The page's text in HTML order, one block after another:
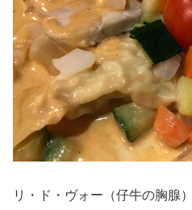
リ・ド・ヴォー（仔牛の胸腺